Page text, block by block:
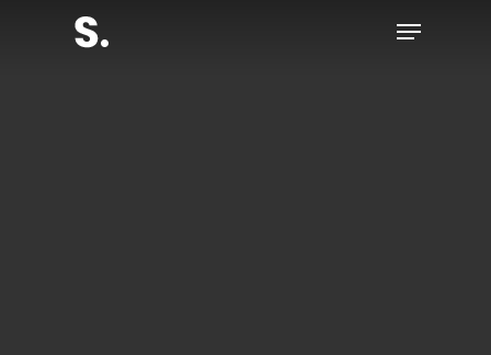
Menu